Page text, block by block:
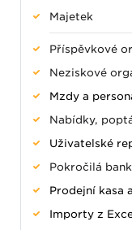
Majetek
Příspěvkové
Neziskové
Mzdy a
Nabídky,
Uživatelské
Pokročilá
Prodejní kasa
Importy z